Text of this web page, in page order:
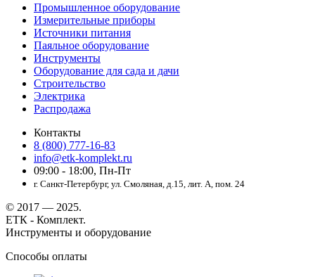
Промышленное оборудование
Измерительные приборы
Источники питания
Паяльное оборудование
Инструменты
Оборудование для сада и дачи
Строительство
Электрика
Распродажа
Контакты
8 (800) 777-16-83
info@etk-komplekt.ru
09:00 - 18:00, Пн-Пт
г. Санкт-Петербург, ул. Смоляная, д.15, лит. А, пом. 24
© 2017 — 2025.
ЕТК - Комплект.
Инструменты и оборудование
Способы оплаты